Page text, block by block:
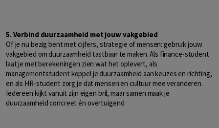
5. Verbind duurzaamheid met jouw vakgebied
Of je nu bezig bent met cijfers, strategie of mensen: gebruik jouw
vakgebied om duurzaamheid tastbaar te maken. Als finance-student
laat je met berekeningen zien wat het oplevert, als
managementstudent koppel je duurzaamheid aan keuzes en richting,
en als HR-student zorg je dat mensen en cultuur mee veranderen.
Iedereen kijkt vanuit zijn eigen bril, maar samen maak je
duurzaamheid concreet én overtuigend.